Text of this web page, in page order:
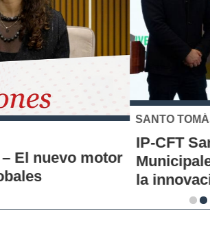
SANTO TOMÁS
IP-CFT Santo Tomás y Red
Municipales firman alianza
la innovación en los